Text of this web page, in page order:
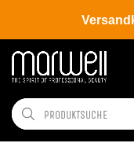
Shop Brands CHI